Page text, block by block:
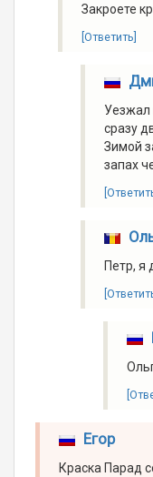
Закроете
[Ответить]
Уезжал
сразу
Зимой
запах
Петр, я
Егор
Краска Парад